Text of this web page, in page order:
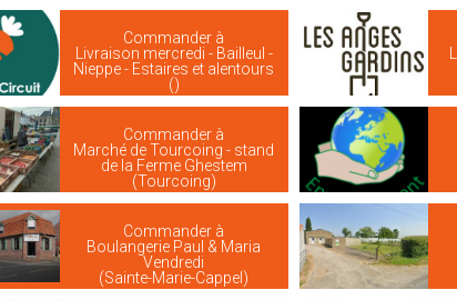
Commander à
Livraison mercredi - Bailleul -
Nieppe - Estaires et alentours
()
Commander à
Marché de Tourcoing - stand
de la Ferme Ghestem
(Tourcoing)
Commander à
Boulangerie Paul & Maria
Vendredi
(Sainte-Marie-Cappel)